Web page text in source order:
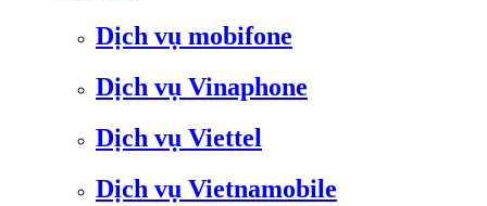
Dịch vụ mobifone
Dịch vụ Vinaphone
Dịch vụ Viettel
Dịch vụ Vietnamobile